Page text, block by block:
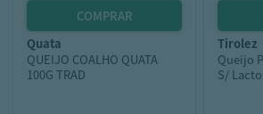
quata
QUEIJO COALHO QUATA
100G TRAD
tirolez
Queijo
S/